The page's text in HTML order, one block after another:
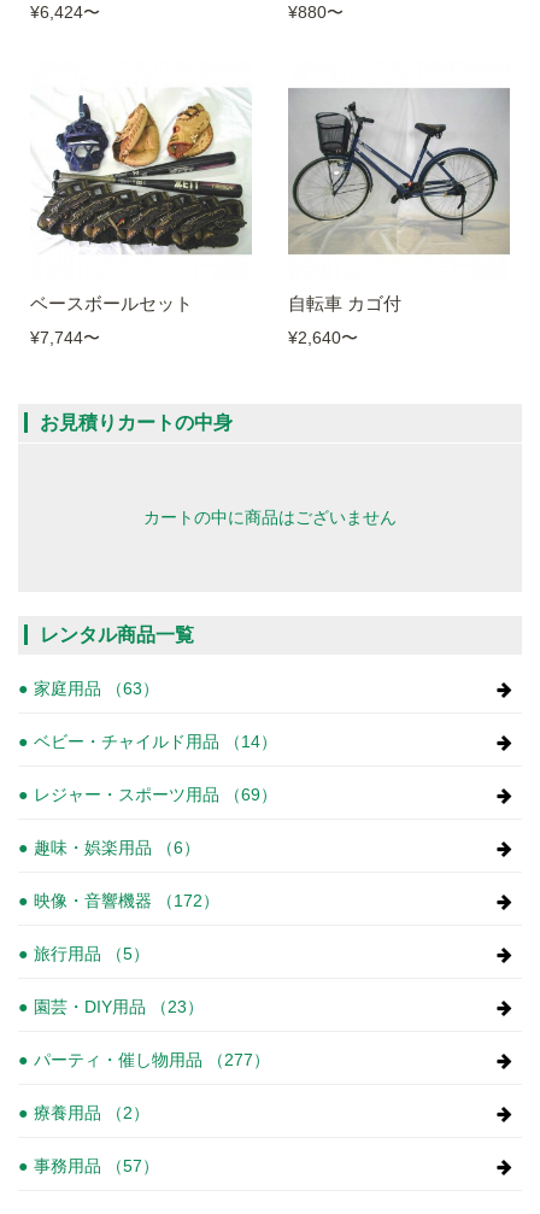
¥6,424〜 ¥880〜
ベースボールセット
¥7,744〜
自転車 カゴ付
¥2,640〜
お見積りカートの中身
カートの中に商品はございません
レンタル商品一覧
家庭用品 （63）
ベビー・チャイルド用品 （14）
レジャー・スポーツ用品 （69）
趣味・娯楽用品 （6）
映像・音響機器 （172）
旅行用品 （5）
園芸・DIY用品 （23）
パーティ・催し物用品 （277）
療養用品 （2）
事務用品 （57）